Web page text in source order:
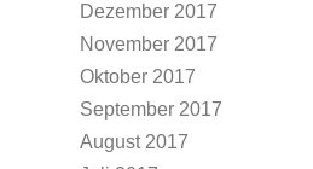
Dezember 2017
November 2017
Oktober 2017
September 2017
August 2017